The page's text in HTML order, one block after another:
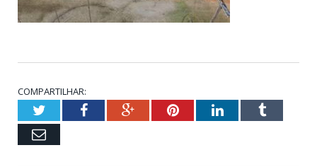
COMPARTILHAR:
TwitterFacebookGoogle+PinterestLinkedInTumblr
Email